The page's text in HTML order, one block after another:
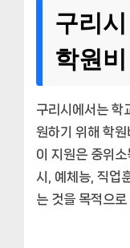
구리
학원
구리시에서는 학
원하기 위해 학
이 지원은 중위
시, 예체능, 직업
는 것을 목적으로